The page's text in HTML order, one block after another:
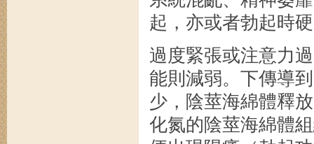
起，亦或者勃起時
過度緊張或注意力
能則減弱。下傳導
少，陰莖海綿體釋
化氮的陰莖海綿體